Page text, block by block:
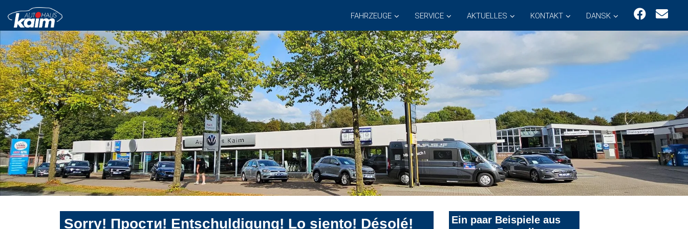
FAHRZEUGE SERVICE AKTUELLES KONTAKT DANSK
Sorry! Прости! Entschuldigung! Lo siento! Désolé!
Ein paar Beispiele aus